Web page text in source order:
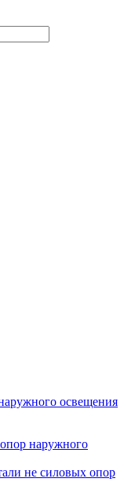
освещения
наружного
не силовых опор